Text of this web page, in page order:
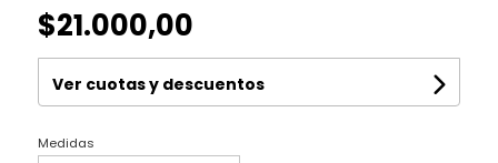
$21.000,00
Ver cuotas y descuentos
Medidas